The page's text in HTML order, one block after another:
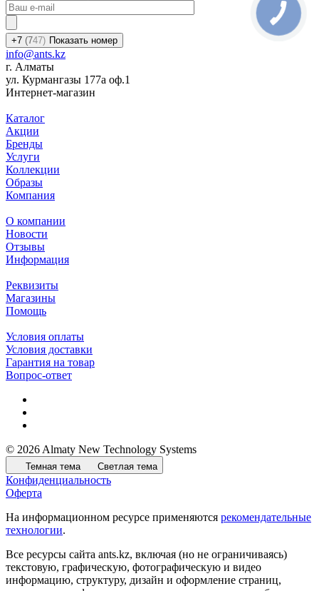
+7 (747) Показать номер
info@ants.kz
г. Алматы
ул. Курмангазы 177а оф.1
Интернет-магазин
Каталог
Акции
Бренды
Услуги
Коллекции
Образы
Компания
О компании
Новости
Отзывы
Информация
Реквизиты
Магазины
Помощь
Условия оплаты
Условия доставки
Гарантия на товар
Вопрос-ответ
© 2026 Almaty New Technology Systems
Темная тема Светлая тема
Конфиденциальность
Оферта
На информационном ресурсе применяются рекомендательные
технологии.
Все ресурсы сайта ants.kz, включая (но не ограничиваясь)
текстовую, графическую, фотографическую и видео
информацию, структуру, дизайн и оформление страниц,